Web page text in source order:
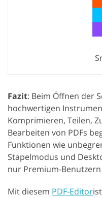
Fazit: Beim Öffnen der
hochwertigen
Komprimieren, Teilen,
Bearbeiten von PDFs
Funktionen wie
Stapelmodus und
nur Premium-
Mit diesem PDF-Editor